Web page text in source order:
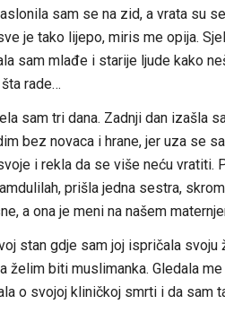
sam se na zid, a vrata su
je tako lijepo, miris me opija.
sam mlađe i starije ljude kako
rade…
sam tri dana. Zadnji dan izašla
bez novaca i hrane, jer uza se
i rekla da se više neću vratiti.
prišla jedna sestra,
a ona je meni na našem
stan gdje sam joj ispričala
želim biti muslimanka. Gledala
o svojoj kliničkoj smrti i da sam